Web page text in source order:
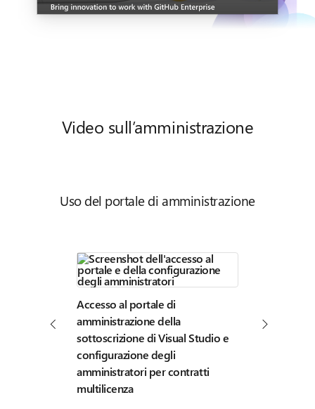
Video sull’amministrazione
Uso del portale di amministrazione
Accesso al portale di
amministrazione della
sottoscrizione di Visual Studio e
configurazione degli
amministratori per contratti
multilicenza
di Visual